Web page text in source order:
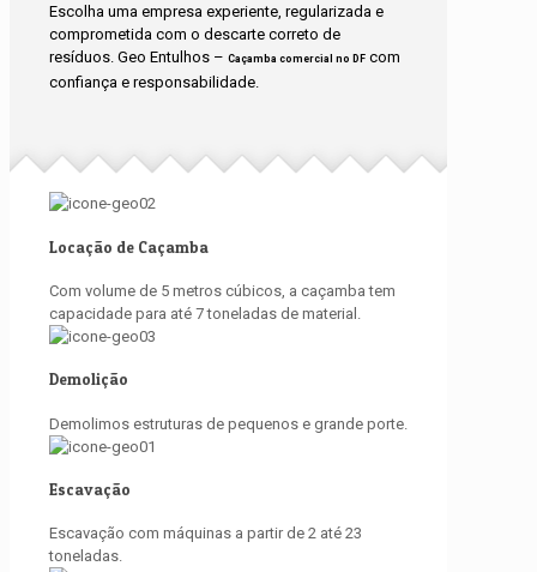
Escolha uma empresa experiente, regularizada e
comprometida com o descarte correto de
resíduos. Geo Entulhos – Caçamba comercial no DF com
confiança e responsabilidade.
Locação de Caçamba
Com volume de 5 metros cúbicos, a caçamba tem
capacidade para até 7 toneladas de material.
Demolição
Demolimos estruturas de pequenos e grande porte.
Escavação
Escavação com máquinas a partir de 2 até 23
toneladas.